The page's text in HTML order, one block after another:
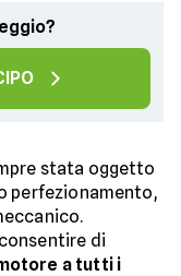
stata oggetto
perfezionamento,
di
a tutti i